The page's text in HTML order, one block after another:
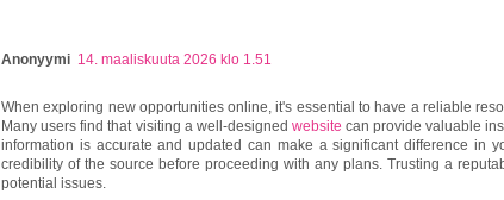
Anonyymi 14. maaliskuuta 2026 klo 1.51
When exploring new opportunities online, it's essential to have a reliable
Many users find that visiting a well-designed website can provide valuable
information is accurate and updated can make a significant difference in
credibility of the source before proceeding with any plans. Trusting a
potential issues.